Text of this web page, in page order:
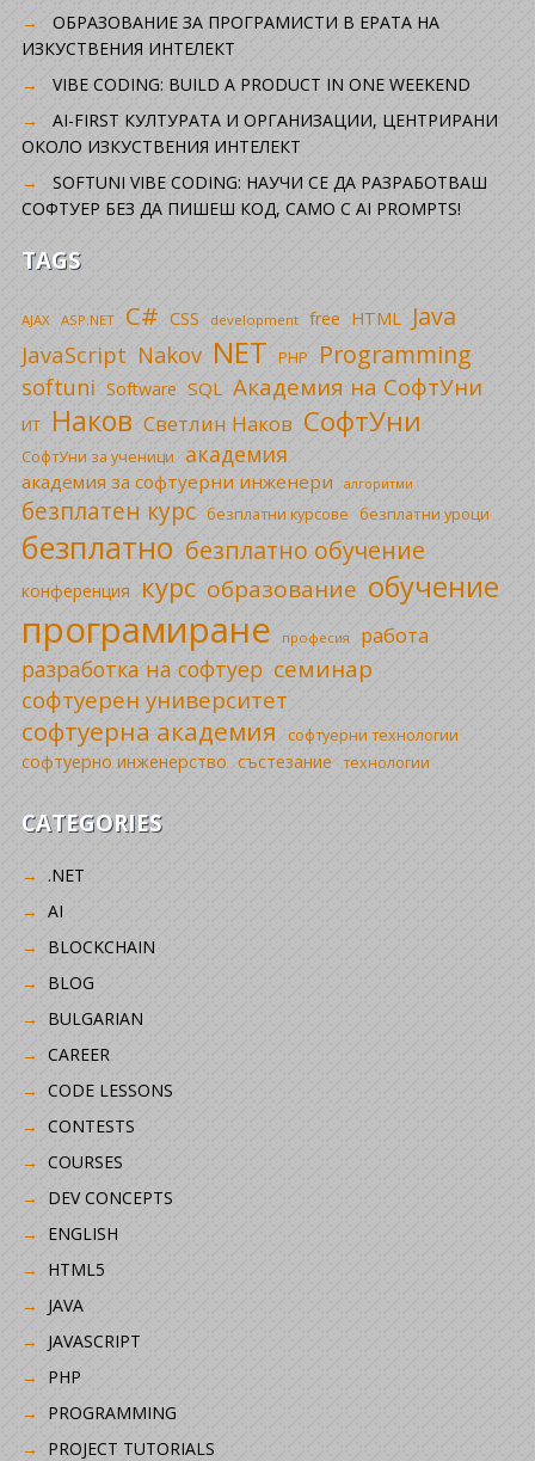
ОБРАЗОВАНИЕ ЗА ПРОГРАМИСТИ В ЕРАТА НА
ИЗКУСТВЕНИЯ ИНТЕЛЕКТ
VIBE CODING: BUILD A PRODUCT IN ONE WEEKEND
AI-FIRST КУЛТУРАТА И ОРГАНИЗАЦИИ, ЦЕНТРИРАНИ
ОКОЛО ИЗКУСТВЕНИЯ ИНТЕЛЕКТ
SOFTUNI VIBE CODING: НАУЧИ СЕ ДА РАЗРАБОТВАШ
СОФТУЕР БЕЗ ДА ПИШЕШ КОД, САМО С AI PROMPTS!
TAGS
AJAX ASP.NET C# CSS development free HTML Java
JavaScript Nakov NET PHP Programming
softuni Software SQL Академия на СофтУни
ИТ Наков Светлин Наков СофтУни
СофтУни за ученици академия
академия за софтуерни инженери алгоритми
безплатен курс безплатни курсове безплатни уроци
безплатно безплатно обучение
конференция курс образование обучение
програмиране професия работа
разработка на софтуер семинар
софтуерен университет
софтуерна академия софтуерни технологии
софтуерно инженерство състезание технологии
CATEGORIES
.NET
AI
BLOCKCHAIN
BLOG
BULGARIAN
CAREER
CODE LESSONS
CONTESTS
COURSES
DEV CONCEPTS
ENGLISH
HTML5
JAVA
JAVASCRIPT
PHP
PROGRAMMING
PROJECT TUTORIALS